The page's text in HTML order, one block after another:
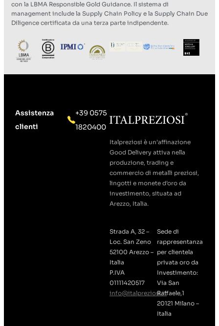
con la LBMA Responsible Gold Guidance. Il sistema di
management include la Supply Chain Policy e la Supply Chain Due
Diligence certificata da una terza parte indipendente.
Italpreziosi è un’affinazione
Good Delivery attiva nella
produzione, trading e
commercio di metalli preziosi,
lingotti e monete d’oro da
investimento, situata ad
Arezzo, Italia.
Strada A, 32 –
Loc. San Zeno
52100 Arezzo –
Italia
P.IVA
01111420517
info@italpreziosi.it
Sede di
rappresentanza
per clientela
privata oro da
Investimento:
Via San
Raffaele,1
20121 Milano –
Italia
Assistenza
clienti
+39 0575
1820400